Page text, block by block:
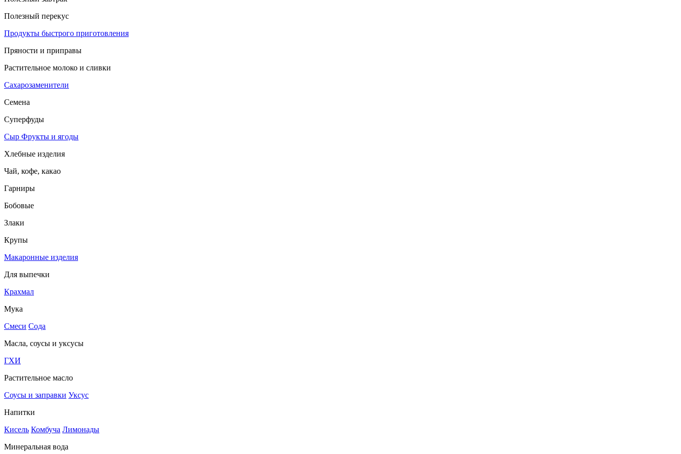
Полезный перекус
Продукты быстрого приготовления
Пряности и приправы
Растительное молоко и сливки
Сахарозаменители
Семена
Суперфуды
Сыр Фрукты и ягоды
Хлебные изделия
Чай, кофе, какао
Гарниры
Бобовые
Злаки
Крупы
Макаронные изделия
Для выпечки
Крахмал
Мука
Смеси Сода
Масла, соусы и уксусы
ГХИ
Растительное масло
Соусы и заправки Уксус
Напитки
Кисель Комбуча Лимонады
Минеральная вода